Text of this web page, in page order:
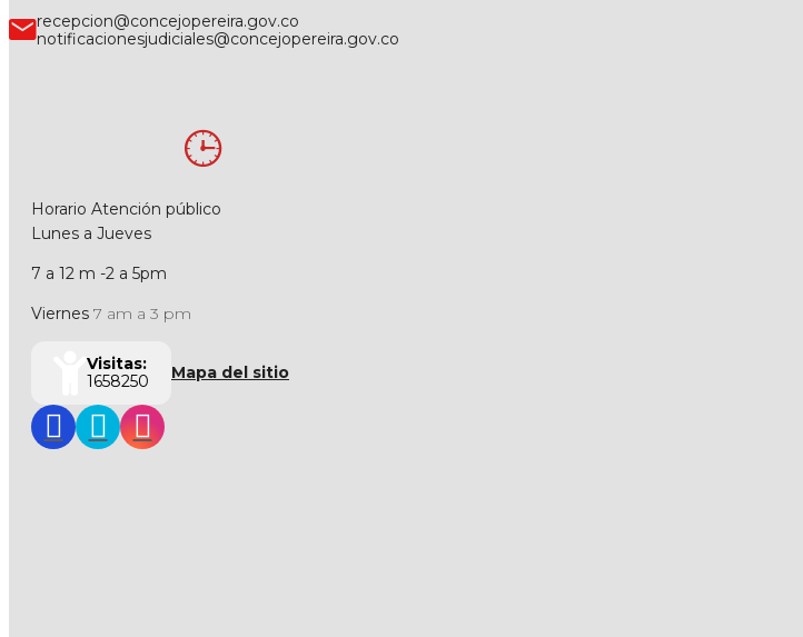
recepcion@concejopereira.gov.co
notificacionesjudiciales@concejopereira.gov.co
Horario Atención público
Lunes a Jueves
7 a 12 m -2 a 5pm
Viernes 7 am a 3 pm
Visitas:
1658250
Mapa del sitio